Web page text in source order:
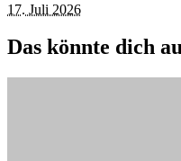
17. Juli 2026
Das könnte dich